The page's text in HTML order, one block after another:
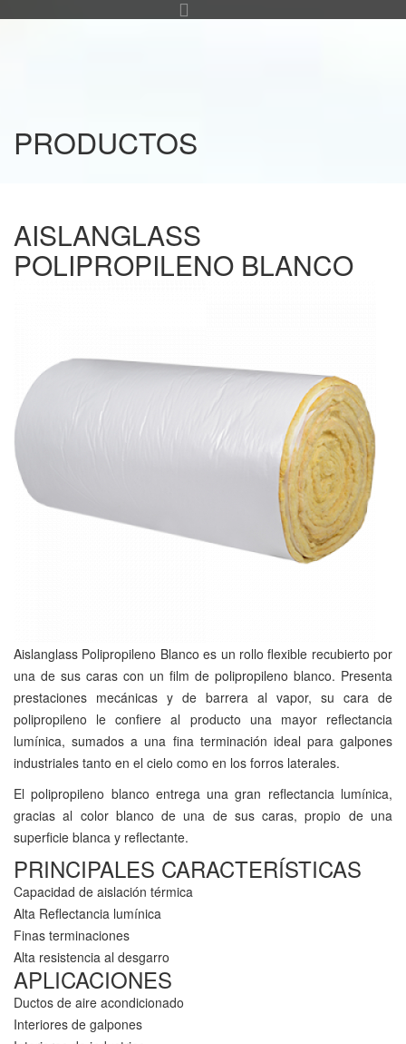
PRODUCTOS
AISLANGLASS
POLIPROPILENO BLANCO
Aislanglass Polipropileno Blanco es un rollo flexible recubierto por
una de sus caras con un film de polipropileno blanco. Presenta
prestaciones mecánicas y de barrera al vapor, su cara de
polipropileno le confiere al producto una mayor reflectancia
lumínica, sumados a una fina terminación ideal para galpones
industriales tanto en el cielo como en los forros laterales.
El polipropileno blanco entrega una gran reflectancia lumínica,
gracias al color blanco de una de sus caras, propio de una
superficie blanca y reflectante.
PRINCIPALES CARACTERÍSTICAS
Capacidad de aislación térmica
Alta Reflectancia lumínica
Finas terminaciones
Alta resistencia al desgarro
APLICACIONES
Ductos de aire acondicionado
Interiores de galpones